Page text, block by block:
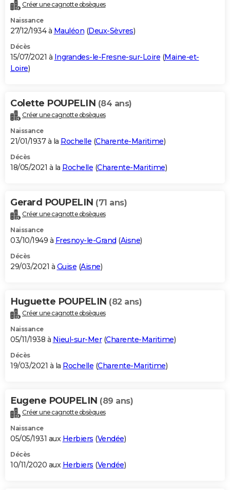
Créer une cagnotte obsèques
Naissance
27/12/1934 à Mauléon (Deux-Sèvres)
Décès
15/07/2021 à Ingrandes-le-Fresne-sur-Loire (Maine-et-
Loire)
Colette POUPELIN (84 ans)
Créer une cagnotte obsèques
Naissance
21/01/1937 à la Rochelle (Charente-Maritime)
Décès
18/05/2021 à la Rochelle (Charente-Maritime)
Gerard POUPELIN (71 ans)
Créer une cagnotte obsèques
Naissance
03/10/1949 à Fresnoy-le-Grand (Aisne)
Décès
29/03/2021 à Guise (Aisne)
Huguette POUPELIN (82 ans)
Créer une cagnotte obsèques
Naissance
05/11/1938 à Nieul-sur-Mer(Charente-Maritime)
Décès
19/03/2021 à la Rochelle (Charente-Maritime)
Eugene POUPELIN (89 ans)
Créer une cagnotte obsèques
Naissance
05/05/1931 aux Herbiers (Vendée)
Décès
10/11/2020 aux Herbiers (Vendée)